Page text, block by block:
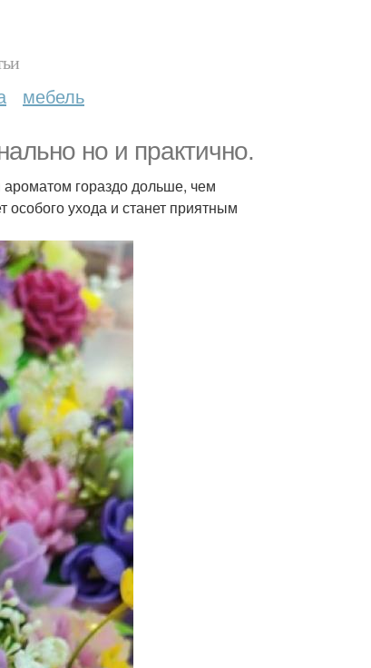
мебель
но и практично.
ароматом гораздо дольше, чем
особого ухода и станет приятным